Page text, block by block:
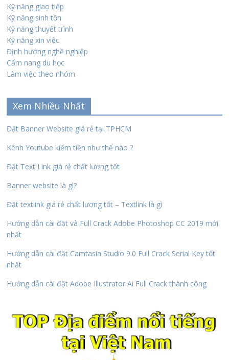
Kỹ năng giao tiếp
Kỹ năng sinh tồn
Kỹ năng thuyết trình
Kỹ năng xin việc
Định hướng nghề nghiệp
Cẩm nang du học
Làm việc theo nhóm
Xem Nhiều Nhất
Đặt Banner Website giá rẻ tại TPHCM
Kênh Youtube kiếm tiền như thế nào ?
Đặt Text Link giá rẻ chất lượng tốt
Banner website là gì?
Đặt textlink giá rẻ chất lượng tốt – Textlink là gì
Hướng dẫn cài đặt và Full Crack Adobe Photoshop CC 2019 mới
nhất
Hướng dẫn cài đặt Camtasia Studio 9.0 Full Crack Serial Key tốt
nhất
Hướng dẫn cài đặt Adobe Illustrator Ai Full Crack thành công